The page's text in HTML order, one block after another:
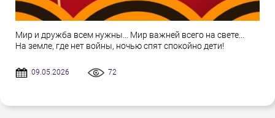
Мир и дружба всем нужны... Мир важней всего на свете...
На земле, где нет войны, ночью спят спокойно дети!
09.05.2026 72